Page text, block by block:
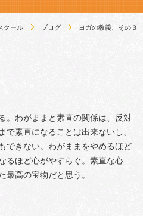
クール ブログ ヨガの教義、その３
。わがままと素直の関係は、反対
で素直になることは出来ないし、
できない。わがままをやめるほど
るほど心がやすらぐ。素直な心
最高の宝物だと思う。